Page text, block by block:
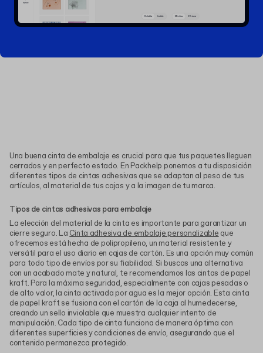
Una buena cinta de embalaje es crucial para que tus paquetes lleguen
cerrados y en perfecto estado. En Packhelp ponemos a tu disposición
diferentes tipos de cintas adhesivas que se adaptan al peso de tus
artículos, al material de tus cajas y a la imagen de tu marca.
Tipos de cintas adhesivas para embalaje
La elección del material de la cinta es importante para garantizar un
cierre seguro. La Cinta adhesiva de embalaje personalizable que
ofrecemos está hecha de polipropileno, un material resistente y
versátil para el uso diario en cajas de cartón. Es una opción muy común
para todo tipo de envíos por su fiabilidad. Si buscas una alternativa
con un acabado mate y natural, te recomendamos las cintas de papel
kraft. Para la máxima seguridad, especialmente con cajas pesadas o
de alto valor, la cinta activada por agua es la mejor opción. Esta cinta
de papel kraft se fusiona con el cartón de la caja al humedecerse,
creando un sello inviolable que muestra cualquier intento de
manipulación. Cada tipo de cinta funciona de manera óptima con
diferentes superficies y condiciones de envío, asegurando que el
contenido permanezca protegido.